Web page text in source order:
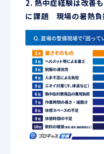
2. 熱中症経験は改善も
に課題 現場の暑熱負